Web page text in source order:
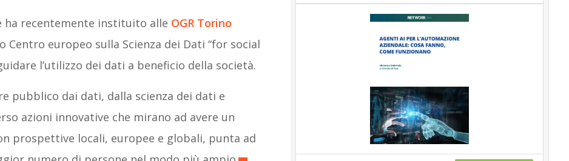
ha recentemente instituito alle OGR Torino
Centro europeo sulla Scienza dei Dati “for social
l’utilizzo dei dati a beneficio della società.
pubblico dai dati, dalla scienza dei dati e
azioni innovative che mirano ad avere un
prospettive locali, europee e globali, punta ad